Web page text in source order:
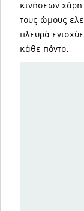
κινήσεων
τους ώμους
πλευρά
κάθε πόντο.